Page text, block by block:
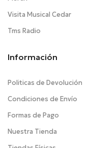
Visita Musical Cedar
Tms Radio
Información
Politicas de Devolución
Condiciones de Envío
Formas de Pago
Nuestra Tienda